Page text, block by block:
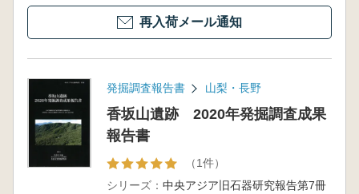
再入荷メール通知
発掘調査報告書 山梨・長野
香坂山遺跡 2020年発掘調査成果
報告書
（1件）
シリーズ： 中央アジア旧石器研究報告第7冊